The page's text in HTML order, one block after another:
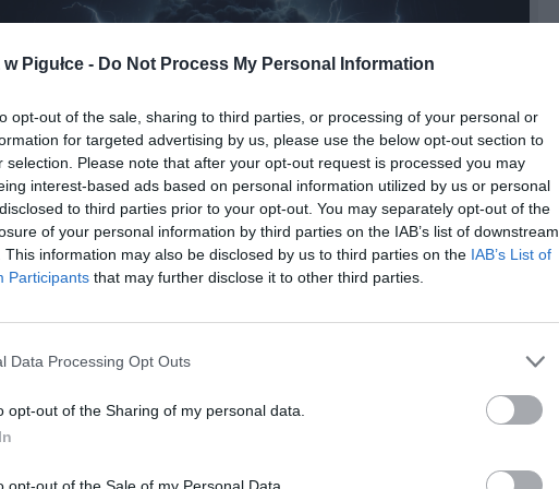
Pigułce - Do Not Process My Personal Information
opt-out of the sale, sharing to third parties, or processing of your personal or
for targeted advertising by us, please use the below opt-out section to
selection. Please note that after your opt-out request is processed you may
interest-based ads based on personal information utilized by us or personal
to third parties prior to your opt-out. You may separately opt-out of the
of your personal information by third parties on the IAB’s list of downstream
This information may also be disclosed by us to third parties on the IAB’s List of
Participants that may further disclose it to other third parties.
Data Processing Opt Outs
opt-out of the Sharing of my personal data.
opt-out of the Sale of my Personal Data.
drugiego stopnia przed silnym deszczem oraz burzami wydane zostały
wolsztyński, leszczyński, Leszno, kościański) oraz
dolnośląskiego
zachodnie oraz północno-zachodnie). Podano również, że lokalnie może w